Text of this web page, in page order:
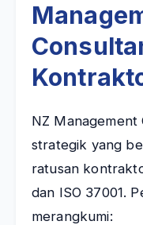
NZ Management
strategik yang
ratusan
dan ISO 37001.
merangkumi: